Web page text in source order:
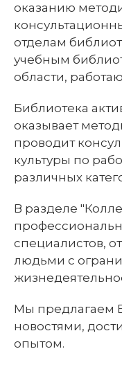
оказанию
отделам
учебным
области,
Библиотека
оказывает
проводит
культуры по
различных
В разделе
специалистов,
людьми с
Мы предлагаем
новостями,
опытом.